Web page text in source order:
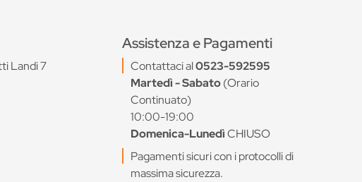
Landi 7
Assistenza e Pagamenti
Contattaci al0523-592595
Martedì - Sabato(Orario
Continuato)
10:00-19:00
Domenica-LunedìCHIUSO
Pagamenti sicuri con i protocolli di
massima sicurezza.